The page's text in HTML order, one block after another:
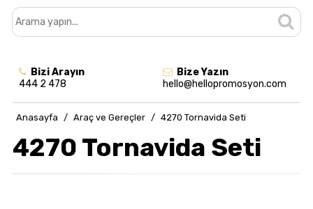
Bizi Arayın
444 2 478
Bize Yazın
hello@hellopromosyon.com
Anasayfa / Araç ve Gereçler / 4270 Tornavida Seti
4270 Tornavida Seti